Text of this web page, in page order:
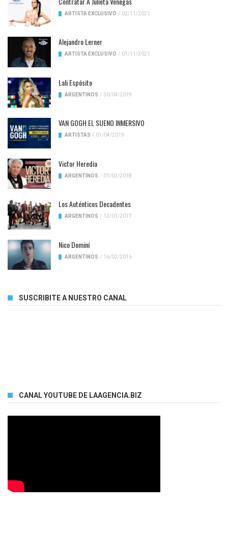
ARTISTA EXCLUSIVO / 02/11/2021
Alejandro Lerner
ARTISTA EXCLUSIVO / 01/11/2021
Lali Espósito
ARGENTINOS / 30/04/2019
VAN GOGH EL SUENO INMERSIVO
ARTISTAS / 01/04/2019
Victor Heredia
ARGENTINOS / 01/02/2018
Los Auténticos Decadentes
ARGENTINOS / 12/01/2017
Nico Dominí
ARGENTINOS / 16/02/2016
SUSCRIBITE A NUESTRO CANAL
CANAL YOUTUBE DE LAAGENCIA.BIZ